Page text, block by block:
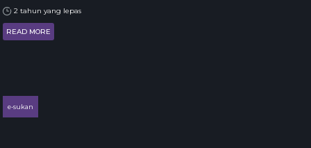
2 tahun yang lepas
READ MORE
e-sukan